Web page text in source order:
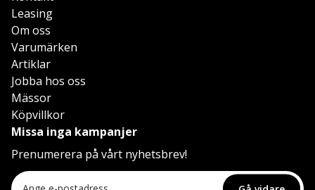
Leasing
Om oss
Varumärken
Artiklar
Jobba hos oss
Mässor
Köpvillkor
Missa inga kampanjer
Prenumerera på vårt nyhetsbrev!